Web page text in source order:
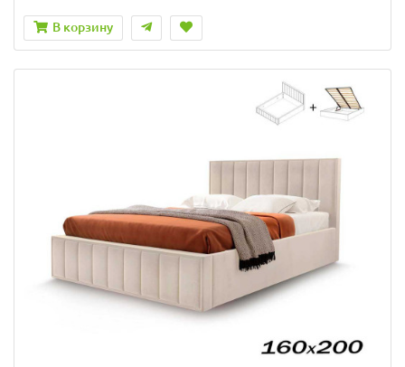
В корзину